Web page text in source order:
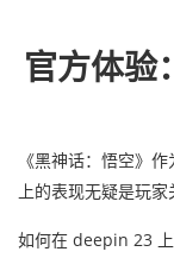
官方体验
《黑神话：悟空》
上的表现无疑是玩家
如何在 deepin 23